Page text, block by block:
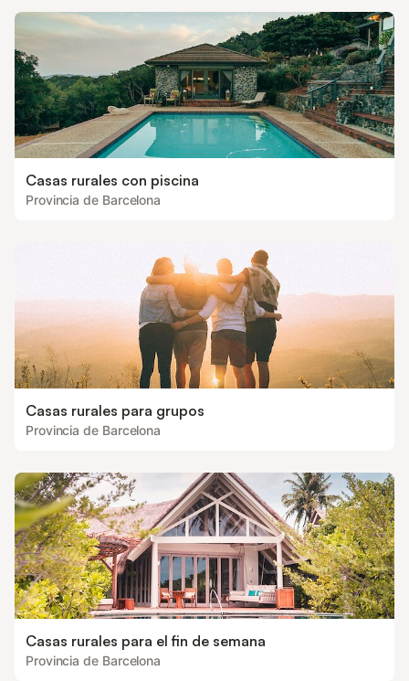
Casas rurales con piscina
Provincia de Barcelona
Casas rurales para grupos
Provincia de Barcelona
Casas rurales para el fin de semana
Provincia de Barcelona